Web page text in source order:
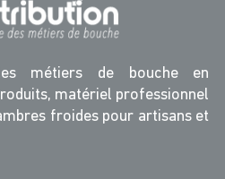
métiers de bouche en
matériel professionnel
froides pour artisans et